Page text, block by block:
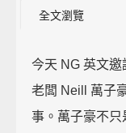
全文瀏覽
今天 NG 英文
老闆 Neill 萬子
事。萬子豪不